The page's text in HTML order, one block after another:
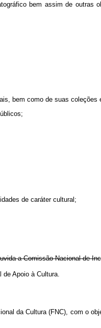
bem assim de outras
bem como de suas coleções
de caráter cultural;
a Comissão Nacional de
Nacional de Apoio à
da Cultura (FNC), com o